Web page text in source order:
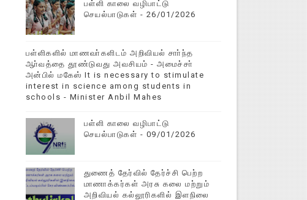
பள்ளி காலை வழிபாட்டு
செயல்பாடுகள் - 26/01/2026
பள்ளிகளில் மாணவா்களிடம் அறிவியல் சாா்ந்த
ஆா்வத்தை தூண்டுவது அவசியம் - அமைச்சா்
அன்பில் மகேஸ் It is necessary to stimulate
interest in science among students in
schools - Minister Anbil Mahes
பள்ளி காலை வழிபாட்டு
செயல்பாடுகள் - 09/01/2026
துணைத் தேர்வில் தேர்ச்சி பெற்ற
மாணாக்கர்கள் அரசு கலை மற்றும்
அறிவியல் கல்லூரிகளில் இளநிலை